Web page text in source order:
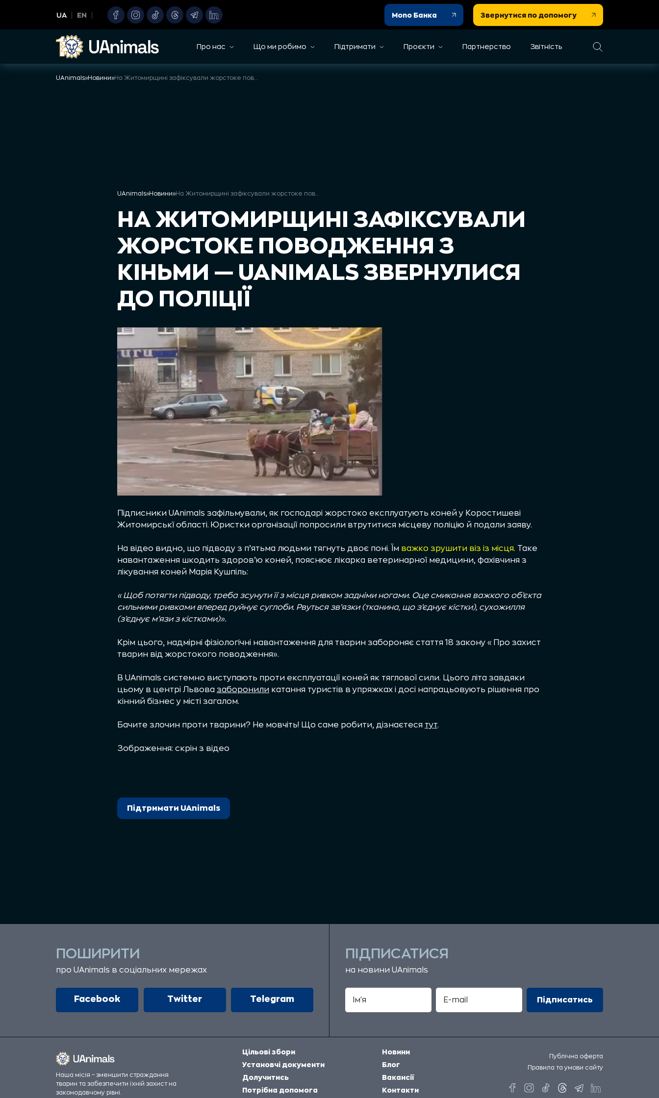
content
UA EN Mono Банка Звернутися по допомогу
Про нас Що ми робимо Підтримати Проєкти Партнерство Звітність
UAnimals»Новини»
UAnimals»Новини»
НА ЖИТОМИРЩИНІ ЗАФІКСУВАЛИ
ЖОРСТОКЕ ПОВОДЖЕННЯ З
КІНЬМИ — UANIMALS ЗВЕРНУЛИСЯ
ДО ПОЛІЦІЇ
Підписники UAnimals зафільмували, як господарі жорстоко експлуатують коней у Коростишеві
Житомирськї області. Юристки організації попросили втрутитися місцеву поліцію й подали заяву.
На відео видно, що підводу з п’ятьма людьми тягнуть двоє поні. Їм важко зрушити віз із місця. Таке
навантаження шкодить здоров’ю коней, пояснює лікарка ветеринарної медицини, фахівчиня з
лікування коней Марія Кушпіль:
«Щоб потягти підводу, треба зсунути її з місця ривком задніми ногами. Оце смикання важкого об’єкта
сильними ривками вперед руйнує суглоби. Рвуться зв’язки (тканина, що з’єднує кістки), сухожилля
(з’єднує м’язи з кістками)».
Крім цього, надмірні фізіологічні навантаження для тварин забороняє стаття 18 закону «Про захист
тварин від жорстокого поводження».
В UAnimals системно виступають проти експлуатації коней як тяглової сили. Цього літа завдяки
цьому в центрі Львова заборонили катання туристів в упряжках і досі напрацьовують рішення про
кінний бізнес у місті загалом.
Бачите злочин проти тварини? Не мовчіть! Що саме робити, дізнаєтеся тут.
Зображення: скрін з відео
Підтримати UAnimals
ПОШИРИТИ
про UAnimals в соціальних мережах
Facebook Twitter Telegram
ПІДПИСАТИСЯ
на новини UAnimals
Наша місія – зменшити страждання
тварин та забезпечити їхній захист на
законодавчому рівні.
Цільові збори
Установчі документи
Долучитись
Потрібна допомога
Новини
Блог
Вакансії
Контакти
Публічна оферта
Правила та умови сайту